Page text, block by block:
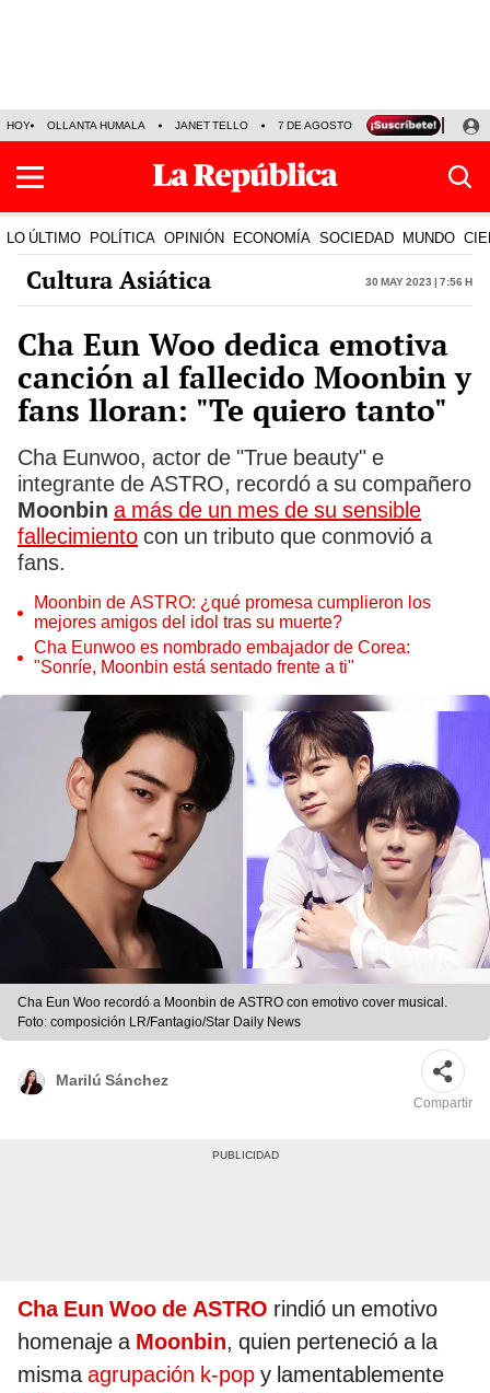
HOY OLLANTA HUMALA JANET TELLO 7 DE AGOSTO TINKA RESULTADOS
LO ÚLTIMO POLÍTICA OPINIÓN ECONOMÍA SOCIEDAD MUNDO
Cultura Asiática 30 May 2023 | 7:56 h
Cha Eun Woo dedica emotiva
canción al fallecido Moonbin y
fans lloran: "Te quiero tanto"
Cha Eunwoo, actor de "True beauty" e
integrante de ASTRO, recordó a su compañero
Moonbin a más de un mes de su sensible
fallecimiento con un tributo que conmovió a
fans.
Moonbin de ASTRO: ¿qué promesa cumplieron los
mejores amigos del idol tras su muerte?
Cha Eunwoo es nombrado embajador de Corea:
"Sonríe, Moonbin está sentado frente a ti"
Cha Eun Woo recordó a Moonbin de ASTRO con emotivo cover musical.
Foto: composición LR/Fantagio/Star Daily News
Marilú Sánchez
Compartir
Cha Eun Woo de ASTRO rindió un emotivo
homenaje a Moonbin, quien perteneció a la
mismaagrupación k-pop y lamentablemente